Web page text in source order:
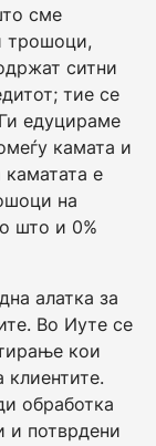
сме
трошоци,
ситни
тие се
едуцираме
камата и
е
на
што и 0%
алатка за
Во Иуте се
кои
обработка
и потврдени